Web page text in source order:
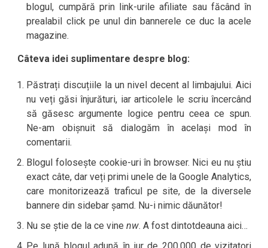
blogul, cumpără prin link-urile afiliate sau făcând în
prealabil click pe unul din bannerele ce duc la acele
magazine.
Câteva idei suplimentare despre blog:
Păstrați discuțiile la un nivel decent al limbajului. Aici
nu veți găsi înjurături, iar articolele le scriu încercând
să găsesc argumente logice pentru ceea ce spun.
Ne-am obișnuit să dialogăm în același mod în
comentarii.
Blogul folosește cookie-uri în browser. Nici eu nu știu
exact câte, dar veți primi unele de la Google Analytics,
care monitorizează traficul pe site, de la diversele
bannere din sidebar șamd. Nu-i nimic dăunător!
Nu se știe de la ce vinenw. A fost dintotdeauna aici…